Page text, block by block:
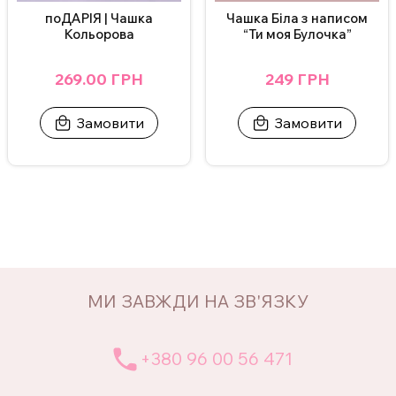
поДАРІЯ | Чашка
Кольорова
269.00 ГРН
Замовити
Чашка Біла з написом
“Ти моя Булочка”
249 ГРН
Замовити
МИ ЗАВЖДИ НА ЗВ'ЯЗКУ
+380 96 00 56 471